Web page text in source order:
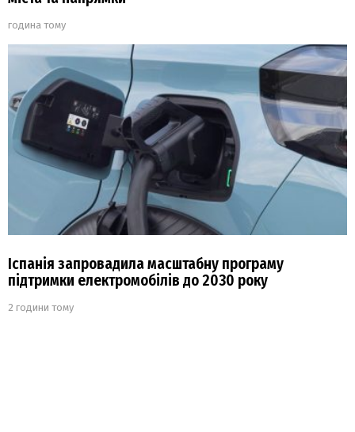
година тому
Іспанія запровадила масштабну програму
підтримки електромобілів до 2030 року
2 години тому